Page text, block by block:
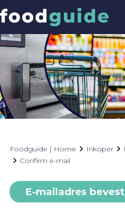
Foodguide | Home Inkoper
Confirm e-mail
E-mailadres